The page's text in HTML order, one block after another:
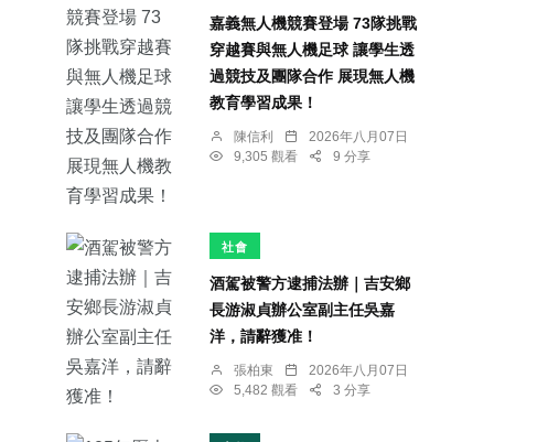
嘉義無人機競賽登場 73隊挑戰
穿越賽與無人機足球 讓學生透
過競技及團隊合作 展現無人機
教育學習成果！
陳信利
2026年八月07日
9,305 觀看
9 分享
社會
酒駕被警方逮捕法辦｜吉安鄉
長游淑貞辦公室副主任吳嘉
洋，請辭獲准！
張柏東
2026年八月07日
5,482 觀看
3 分享